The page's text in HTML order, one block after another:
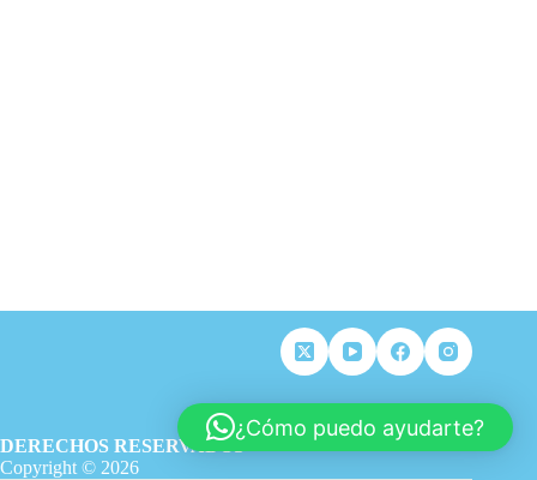
DERECHOS RESERVADOS
Copyright © 2026
¿Cómo puedo ayudarte?